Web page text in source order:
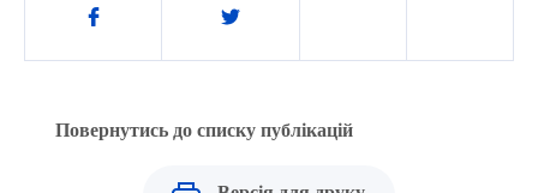
Поділитись
Повернутись до списку публікацій